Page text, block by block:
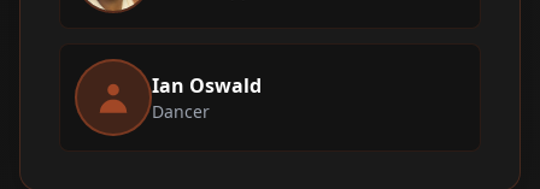
Ian Oswald
Dancer